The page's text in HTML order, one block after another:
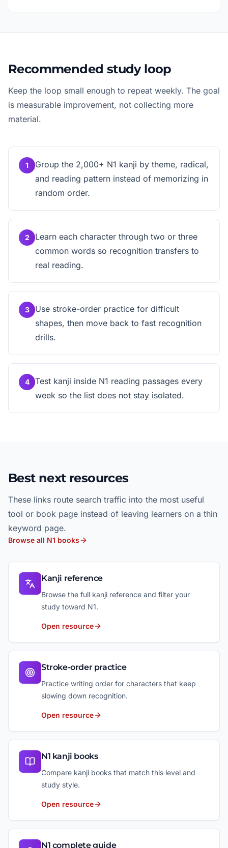
Recommended study loop
Keep the loop small enough to repeat weekly. The goal
is measurable improvement, not collecting more
material.
1
Group the 2,000+ N1 kanji by theme, radical,
and reading pattern instead of memorizing in
random order.
2
Learn each character through two or three
common words so recognition transfers to
real reading.
3
Use stroke-order practice for difficult
shapes, then move back to fast recognition
drills.
4
Test kanji inside N1 reading passages every
week so the list does not stay isolated.
Best next resources
These links route search traffic into the most useful
tool or book page instead of leaving learners on a thin
keyword page.
Browse all N1 books
Kanji reference
Browse the full kanji reference and filter your
study toward N1.
Open resource
Stroke-order practice
Practice writing order for characters that keep
slowing down recognition.
Open resource
N1 kanji books
Compare kanji books that match this level and
study style.
Open resource
N1 complete guide